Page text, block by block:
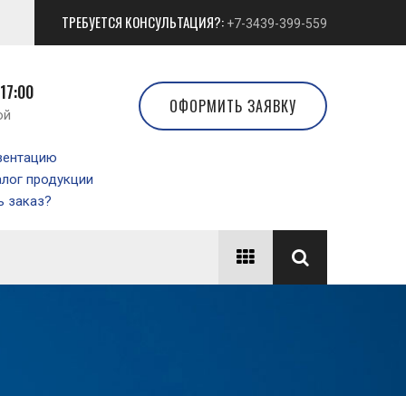
ТРЕБУЕТСЯ КОНСУЛЬТАЦИЯ?: +7-3439-399-559
продукции
заказ?
ОФОРМИТЬ ЗАЯВКУ